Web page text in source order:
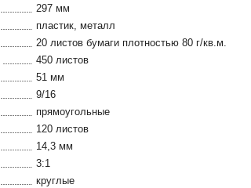
297 мм
пластик, металл
20 листов бумаги плотностью 80 г/кв.м.
450 листов
51 мм
9/16
прямоугольные
120 листов
14,3 мм
3:1
круглые